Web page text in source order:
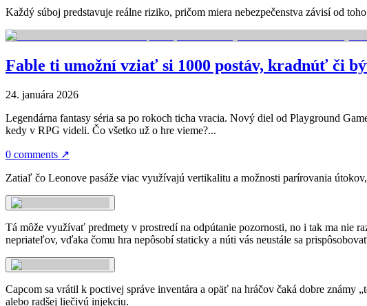
Každý súboj predstavuje reálne riziko, pričom miera nebezpečenstva závisí od
Fable ti umožní vziať si 1000 postáv, kradnúť či
24. januára 2026
Legendárna fantasy séria sa po rokoch ticha vracia. Nový diel od Playground
kedy v RPG videli. Čo všetko už o hre vieme?...
0 comments ↗
Zatiaľ čo Leonove pasáže viac využívajú vertikalitu a možnosti parírovania
Tá môže využívať predmety v prostredí na odpútanie pozornosti, no i tak ma nie
nepriateľov, vďaka čomu hra nepôsobí staticky a núti vás neustále sa
Capcom sa vrátil k poctivej správe inventára a opäť na hráčov čaká dobre známy
alebo radšej liečivú injekciu.